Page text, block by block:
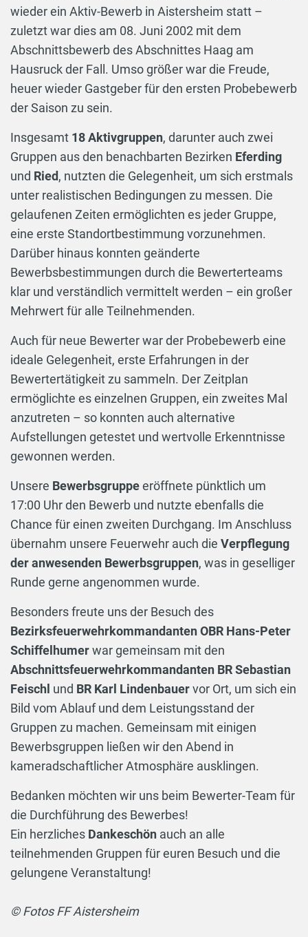
wieder ein Aktiv-Bewerb in Aistersheim statt –
zuletzt war dies am 08. Juni 2002 mit dem
Abschnittsbewerb des Abschnittes Haag am
Hausruck der Fall. Umso größer war die Freude,
heuer wieder Gastgeber für den ersten Probebewerb
der Saison zu sein.
Insgesamt 18 Aktivgruppen, darunter auch zwei
Gruppen aus den benachbarten Bezirken Eferding
und Ried, nutzten die Gelegenheit, um sich erstmals
unter realistischen Bedingungen zu messen. Die
gelaufenen Zeiten ermöglichten es jeder Gruppe,
eine erste Standortbestimmung vorzunehmen.
Darüber hinaus konnten geänderte
Bewerbsbestimmungen durch die Bewerterteams
klar und verständlich vermittelt werden – ein großer
Mehrwert für alle Teilnehmenden.
Auch für neue Bewerter war der Probebewerb eine
ideale Gelegenheit, erste Erfahrungen in der
Bewertertätigkeit zu sammeln. Der Zeitplan
ermöglichte es einzelnen Gruppen, ein zweites Mal
anzutreten – so konnten auch alternative
Aufstellungen getestet und wertvolle Erkenntnisse
gewonnen werden.
Unsere Bewerbsgruppeeröffnete pünktlich um
17:00 Uhr den Bewerb und nutzte ebenfalls die
Chance für einen zweiten Durchgang. Im Anschluss
übernahm unsere Feuerwehr auch die Verpflegung
der anwesenden Bewerbsgruppen, was in geselliger
Runde gerne angenommen wurde.
Besonders freute uns der Besuch des
Bezirksfeuerwehrkommandanten OBR Hans-Peter
Schiffelhumerwar gemeinsam mit den
Abschnittsfeuerwehrkommandanten BR Sebastian
Feischl und BR Karl Lindenbauervor Ort, um sich ein
Bild vom Ablauf und dem Leistungsstand der
Gruppen zu machen. Gemeinsam mit einigen
Bewerbsgruppen ließen wir den Abend in
kameradschaftlicher Atmosphäre ausklingen.
Bedanken möchten wir uns beim Bewerter-Team für
die Durchführung des Bewerbes!
Ein herzliches Dankeschön auch an alle
teilnehmenden Gruppen für euren Besuch und die
gelungene Veranstaltung!
© Fotos FF Aistersheim